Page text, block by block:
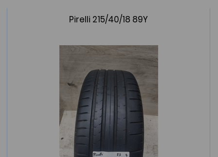
Pirelli 215/40/18 89Y